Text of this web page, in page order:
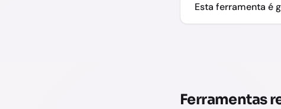
Esta ferramenta é
Ferramentas